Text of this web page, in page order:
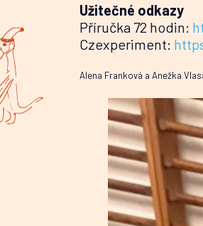
Užitečné odkazy
Příručka 72 hodin:
Czexperiment:
Alena Franková a Anežka